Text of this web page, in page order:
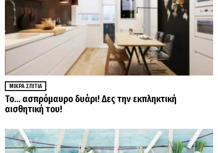
ΜΙΚΡΆ ΣΠΊΤΙΑ
Το… ασπρόμαυρο δυάρι! Δες την εκπληκτική
αισθητική του!